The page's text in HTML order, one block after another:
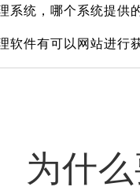
系统，哪个系统提供
软件有可以网站进行
为什